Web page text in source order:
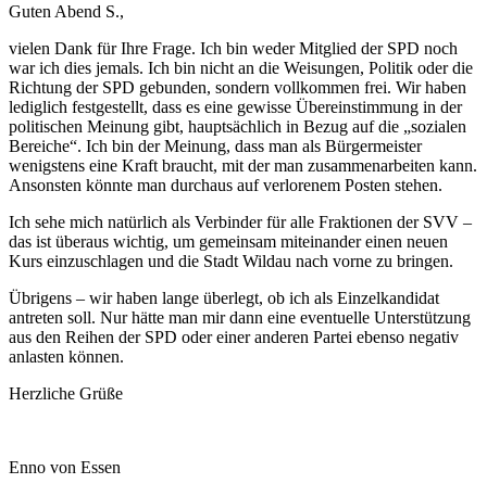
Guten Abend S.,
vielen Dank für Ihre Frage. Ich bin weder Mitglied der SPD noch
war ich dies jemals. Ich bin nicht an die Weisungen, Politik oder die
Richtung der SPD gebunden, sondern vollkommen frei. Wir haben
lediglich festgestellt, dass es eine gewisse Übereinstimmung in der
politischen Meinung gibt, hauptsächlich in Bezug auf die „sozialen
Bereiche“. Ich bin der Meinung, dass man als Bürgermeister
wenigstens eine Kraft braucht, mit der man zusammenarbeiten kann.
Ansonsten könnte man durchaus auf verlorenem Posten stehen.
Ich sehe mich natürlich als Verbinder für alle Fraktionen der SVV –
das ist überaus wichtig, um gemeinsam miteinander einen neuen
Kurs einzuschlagen und die Stadt Wildau nach vorne zu bringen.
Übrigens – wir haben lange überlegt, ob ich als Einzelkandidat
antreten soll. Nur hätte man mir dann eine eventuelle Unterstützung
aus den Reihen der SPD oder einer anderen Partei ebenso negativ
anlasten können.
Herzliche Grüße
Enno von Essen